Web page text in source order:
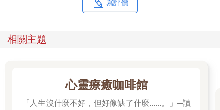
寫評價
相關主題
心靈療癒咖啡館
「人生沒什麼不好，但好像缺了什麼......。」─讀